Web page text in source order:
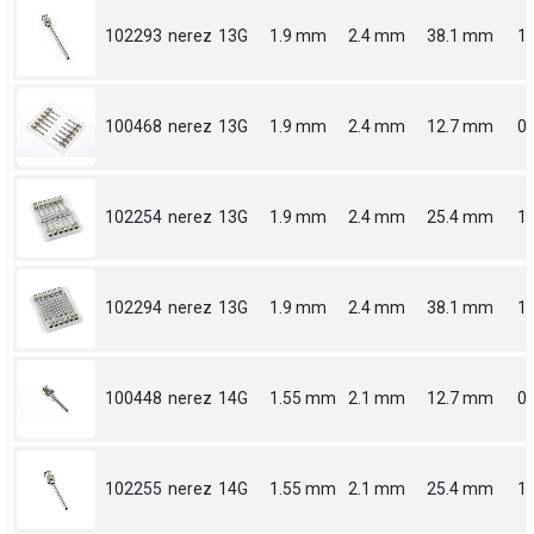
102293 nerez 13G 1.9 mm 2.4 mm 38.1 mm
100468 nerez 13G 1.9 mm 2.4 mm 12.7 mm
102254 nerez 13G 1.9 mm 2.4 mm 25.4 mm 1
102294 nerez 13G 1.9 mm 2.4 mm 38.1 mm
100448 nerez 14G 1.55 mm 2.1 mm 12.7 mm
102255 nerez 14G 1.55 mm 2.1 mm 25.4 mm 1